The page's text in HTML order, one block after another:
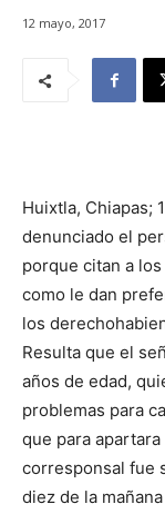
12 mayo, 2017
Huixtla, Chiapas;
denunciado el
porque citan a
como le dan
los
Resulta que el
años de edad,
problemas para
que para
corresponsal fue
diez de la